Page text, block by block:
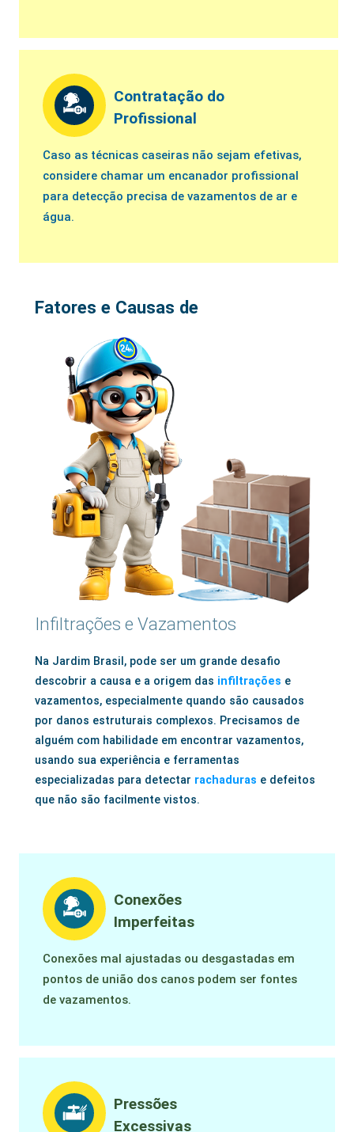
Contratação do
Profissional
Caso as técnicas caseiras não sejam efetivas,
considere chamar um encanador profissional
para detecção precisa de vazamentos de ar e
água.
Fatores e Causas de
Infiltrações e Vazamentos
Na Jardim Brasil, pode ser um grande desafio
descobrir a causa e a origem das infiltrações e
vazamentos, especialmente quando são causados
por danos estruturais complexos. Precisamos de
alguém com habilidade em encontrar vazamentos,
usando sua experiência e ferramentas
especializadas para detectar rachaduras e defeitos
que não são facilmente vistos.
Conexões
Imperfeitas
Conexões mal ajustadas ou desgastadas em
pontos de união dos canos podem ser fontes
de vazamentos.
Pressões
Excessivas